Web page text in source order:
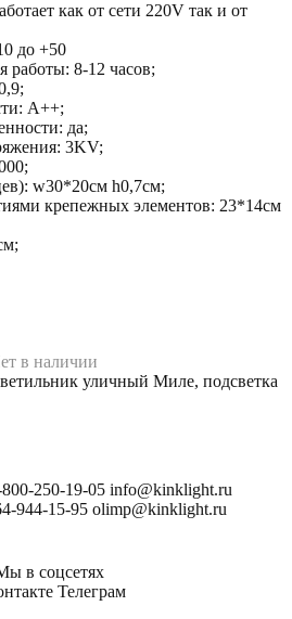
как от сети 220V так и от
до +50
работы: 8-12 часов;
A++;
да;
3KV;
w30*20см h0,7см;
крепежных элементов: 23*14см
в наличии
уличный Миле, подсветка
250-19-05 info@kinklight.ru
944-15-95 olimp@kinklight.ru
в соцсетях
Телеграм